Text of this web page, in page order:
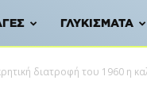
ΓΛΥΚΊΣΜΑΤΑ
διατροφή του 1960 η